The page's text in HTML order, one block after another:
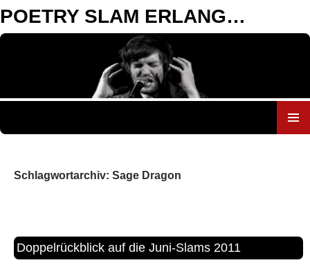
POETRY SLAM ERLANGEN
Schlagwortarchiv: Sage Dragon
Doppelrückblick auf die Juni-Slams 2011